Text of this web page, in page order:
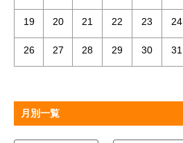
19 20 21 22 23 24
26 27 28 29 30 31
月別一覧